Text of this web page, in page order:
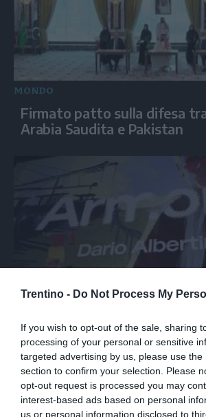
Trentino - Do Not Process My
If you wish to opt-out of the sale, sharing
processing of your personal or sensitive
targeted advertising by us, please use the
section to confirm your selection. Please
opt-out request is processed you may
interest-based ads based on personal
us or personal information disclosed to
MONDO
Firmato patto sulla difesa
Arabia Saudita e Pakistan
Armony, Mastandrea diretto
presenta la sua famiglia